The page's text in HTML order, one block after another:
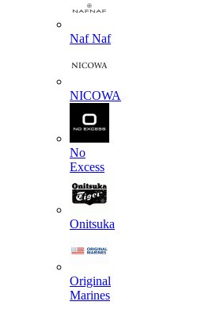
Naf Naf
NICOWA
No
Excess
Onitsuka
Original
Marines